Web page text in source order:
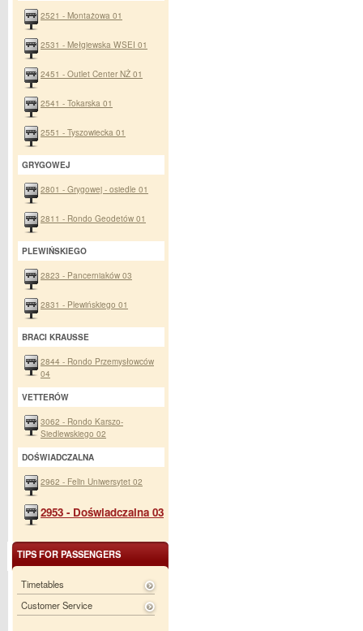
2521 - Montażowa 01
2531 - Mełgiewska WSEI 01
2451 - Outlet Center NŻ 01
2541 - Tokarska 01
2551 - Tyszowiecka 01
GRYGOWEJ
2801 - Grygowej - osiedle 01
2811 - Rondo Geodetów 01
PLEWIŃSKIEGO
2823 - Pancerniaków 03
2831 - Plewińskiego 01
BRACI KRAUSSE
2844 - Rondo Przemysłowców
04
VETTERÓW
3062 - Rondo Karszo-
Siedlewskiego 02
DOŚWIADCZALNA
2962 - Felin Uniwersytet 02
2953 - Doświadczalna 03
TIPS FOR PASSENGERS
Timetables
Customer Service